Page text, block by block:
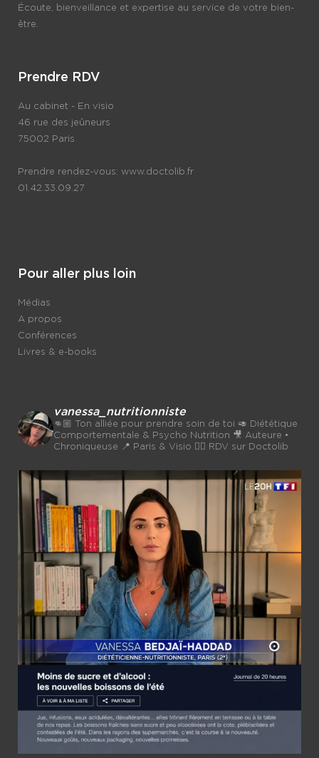
Écoute, bienveillance et expertise au service de votre bien-
être.
Prendre RDV
Au cabinet - En visio
46 rue des jeûneurs
75002 Paris
Prendre rendez-vous: www.doctolib.fr
01.42.33.09.27
Pour aller plus loin
Médias
A propos
Conférences
Livres & e-books
vanessa_nutritionniste
👊🏼 Ton alliée pour prendre soin de toi 🥑 Diététique
Comportementale & Psycho Nutrition 🎥 Auteure •
Chroniqueuse 📍 Paris & Visio 👉🏼 RDV sur Doctolib